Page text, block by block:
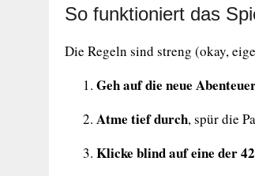
So funktioniert das
Die Regeln sind streng (okay,
Geh auf die neue
Atme tief durch, spür die
Klicke blind auf eine der